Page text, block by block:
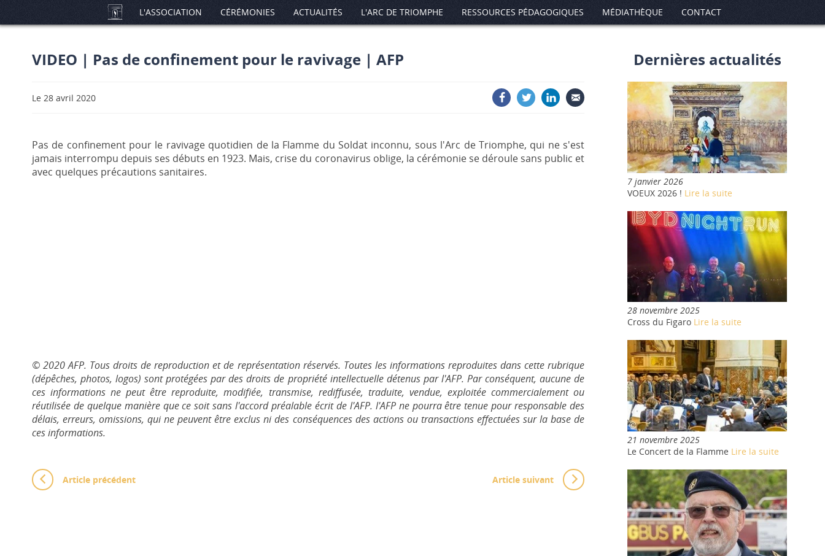
L'ASSOCIATION CÉRÉMONIES ACTUALITÉS L'ARC DE TRIOMPHE RESSOURCES PÉDAGOGIQUES MÉDIATHÈQUE CONTACT
VIDEO | Pas de confinement pour le ravivage | AFP
Le 28 avril 2020
Pas de confinement pour le ravivage quotidien de la Flamme du Soldat inconnu, sous l'Arc de Triomphe, qui ne s'est
jamais interrompu depuis ses débuts en 1923. Mais, crise du coronavirus oblige, la cérémonie se déroule sans public et
avec quelques précautions sanitaires.
© 2020 AFP. Tous droits de reproduction et de représentation réservés. Toutes les informations reproduites dans cette rubrique
(dépêches, photos, logos) sont protégées par des droits de propriété intellectuelle détenus par l'AFP. Par conséquent, aucune de
ces informations ne peut être reproduite, modifiée, transmise, rediffusée, traduite, vendue, exploitée commercialement ou
réutilisée de quelque manière que ce soit sans l'accord préalable écrit de l'AFP. l'AFP ne pourra être tenue pour responsable des
délais, erreurs, omissions, qui ne peuvent être exclus ni des conséquences des actions ou transactions effectuées sur la base de
ces informations.
Article précédent Article suivant
Dernières actualités
7 janvier 2026
VOEUX 2026 ! Lire la suite
28 novembre 2025
Cross du Figaro Lire la suite
21 novembre 2025
Le Concert de la Flamme Lire la suite